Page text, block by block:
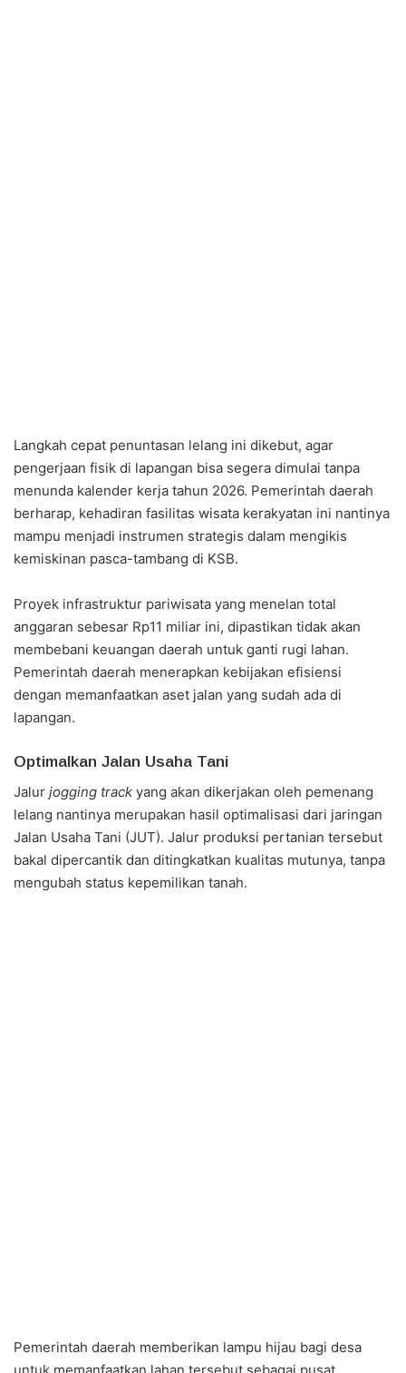
Langkah cepat penuntasan lelang ini dikebut, agar
pengerjaan fisik di lapangan bisa segera dimulai tanpa
menunda kalender kerja tahun 2026. Pemerintah daerah
berharap, kehadiran fasilitas wisata kerakyatan ini nantinya
mampu menjadi instrumen strategis dalam mengikis
kemiskinan pasca-tambang di KSB.
Proyek infrastruktur pariwisata yang menelan total
anggaran sebesar Rp11 miliar ini, dipastikan tidak akan
membebani keuangan daerah untuk ganti rugi lahan.
Pemerintah daerah menerapkan kebijakan efisiensi
dengan memanfaatkan aset jalan yang sudah ada di
lapangan.
Optimalkan Jalan Usaha Tani
Jalur jogging track yang akan dikerjakan oleh pemenang
lelang nantinya merupakan hasil optimalisasi dari jaringan
Jalan Usaha Tani (JUT). Jalur produksi pertanian tersebut
bakal dipercantik dan ditingkatkan kualitas mutunya, tanpa
mengubah status kepemilikan tanah.
Pemerintah daerah memberikan lampu hijau bagi desa